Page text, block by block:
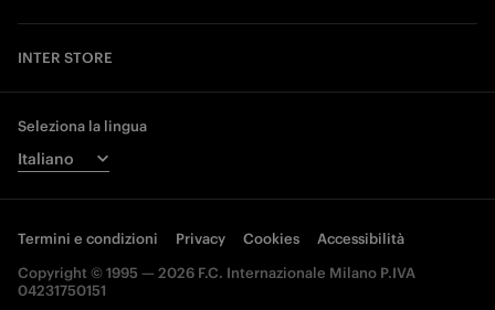
INTER STORE
Seleziona la lingua
Termini e condizioni Privacy Cookies
Accessibilità
Copyright © 1995 — 2026 F.C. Internazionale Milano P.IVA
04231750151